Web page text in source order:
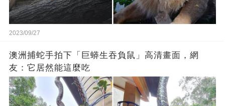
2023/09/27
澳洲捕蛇手拍下「巨蟒生吞負鼠」高清畫面，網
友：它居然能這麼吃